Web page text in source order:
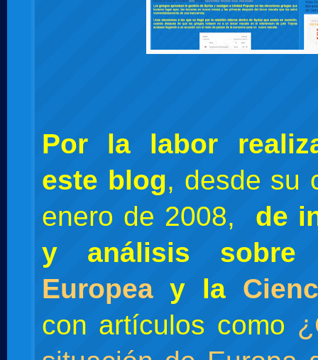
Por la labor
este blog, desde su
enero de 2008, de
y análisis
Europeay la
con artículos como